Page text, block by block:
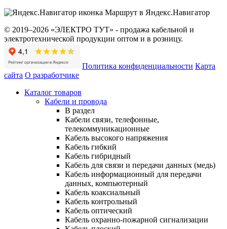
Маршрут в Яндекс.Навигатор
© 2019–2026 «ЭЛЕКТРО ТУТ» - продажа кабельной и
электротехнической продукции оптом и в розницу.
Политика конфиденциальности Карта
сайта О разработчике
Каталог товаров
Кабели и провода
В раздел
Кабели связи, телефонные,
телекоммуникационные
Кабель высокого напряжения
Кабель гибкий
Кабель гибридный
Кабель для связи и передачи данных (медь)
Кабель информационный для передачи
данных, компьютерный
Кабель коаксиальный
Кабель контрольный
Кабель оптический
Кабель охранно-пожарной сигнализации